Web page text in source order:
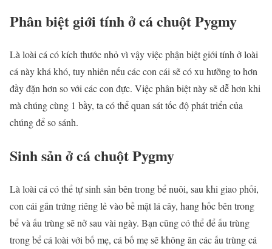
Phân biệt giới tính ở cá chuột Pygmy
Là loài cá có kích thước nhỏ vì vậy việc phận biệt giới tính ở loài
cá này khá khó, tuy nhiên nếu các con cái sẽ có xu hưỡng to hơn
đầy đặn hơn so với các con đực. Việc phân biệt này sẽ dễ hơn khi
mà chúng cùng 1 bầy, ta có thể quan sát tốc độ phát triển của
chúng để so sánh.
Sinh sản ở cá chuột Pygmy
Là loài cá có thể tự sinh sản bên trong bể nuôi, sau khi giao phối,
con cái gắn trứng riêng lẻ vào bề mặt lá cây, hang hốc bên trong
bể và ấu trùng sẽ nở sau vài ngày. Bạn cũng có thể để ấu trùng
trong bể cá loài với bố mẹ, cá bố mẹ sẽ không ăn các ấu trùng cá